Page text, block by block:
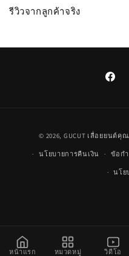
รีวิวจากลูกค้าจริง
© 2026, GUCUT เลื่อยยนต์คุ
นโยบายการคืนเงิน ข้อก
นโย
หน้าแรก หมวดหมู่ วิดีโอ